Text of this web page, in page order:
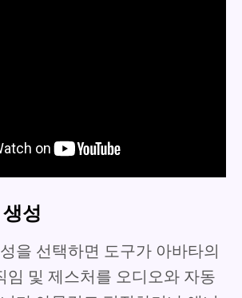
성
을 선택하면 도구가 아바타의
임 및 제스처를 오디오와 자동